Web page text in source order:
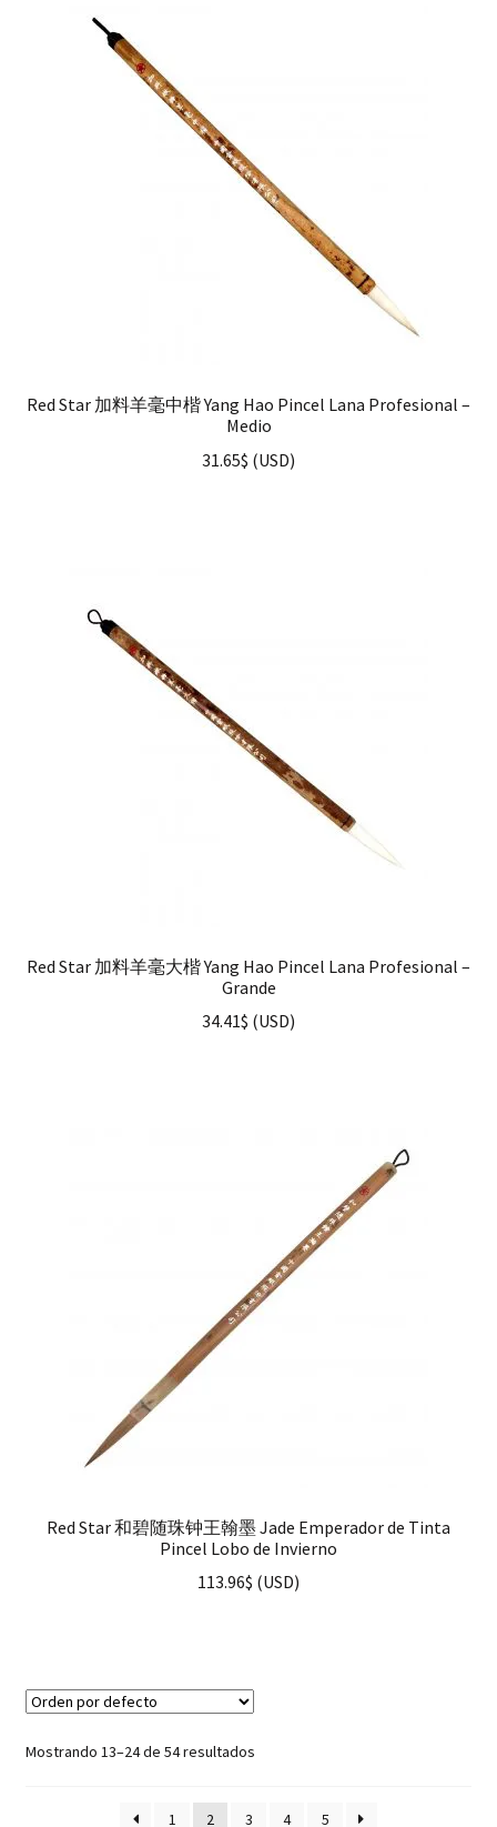
Red Star 加料羊毫中楷 Yang Hao Pincel Lana Profesional –
Medio
31.65$ (USD)
Red Star 加料羊毫大楷 Yang Hao Pincel Lana Profesional –
Grande
34.41$ (USD)
Red Star 和碧随珠钟王翰墨 Jade Emperador de Tinta
Pincel Lobo de Invierno
113.96$ (USD)
Mostrando 13–24 de 54 resultados
1 2 3 4 5